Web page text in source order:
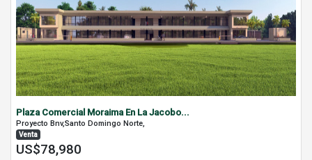
Plaza Comercial Moraima En La Jacobo...
Proyecto Bnv,Santo Domingo Norte,
Venta
US$78,980